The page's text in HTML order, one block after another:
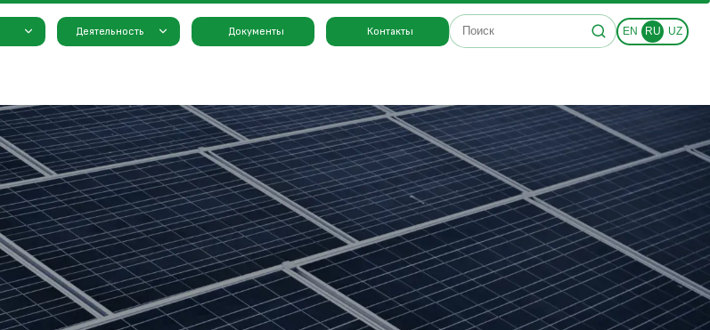
Деятельность Документы Контакты Поиск по сайту EN RU UZ